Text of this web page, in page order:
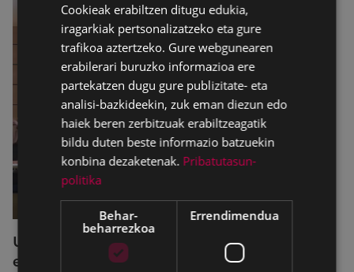
Udalbatzak 2026ko uztailaren 27an
egindako bilkuran hartutako erabakiak
Cookieak erabiltzen ditugu edukia,
iragarkiak pertsonalizatzeko eta gure
trafikoa aztertzeko. Gure webgunearen
erabilerari buruzko informazioa ere
partekatzen dugu gure publizitate- eta
analisi-bazkideekin, zuk eman diezun edo
haiek beren zerbitzuak erabiltzeagatik
bildu duten beste informazio batzuekin
konbina dezaketenak. Pribatutasun-
politika
Behar-
beharrezkoa
Errendimendua